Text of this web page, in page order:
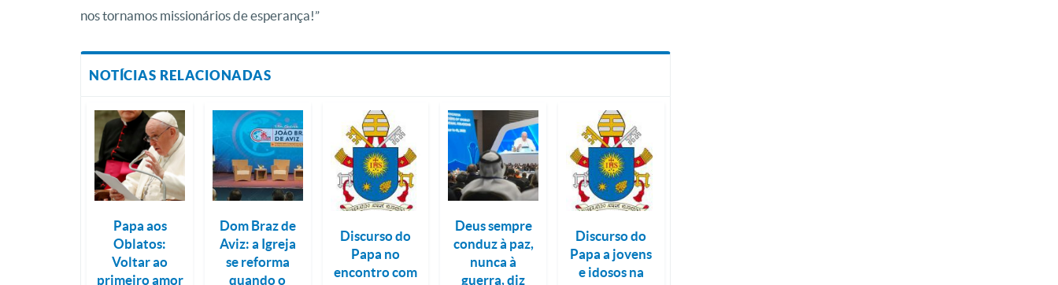
nos tornamos missionários de esperança!”
NOTÍCIAS RELACIONADAS
Papa aos
Oblatos:
Voltar ao
primeiro amor
Dom Braz de
Aviz: a Igreja
se reforma
quando o
Discurso do
Papa no
encontro com
Deus sempre
conduz à paz,
nunca à
guerra, diz
Discurso do
Papa a jovens
e idosos na